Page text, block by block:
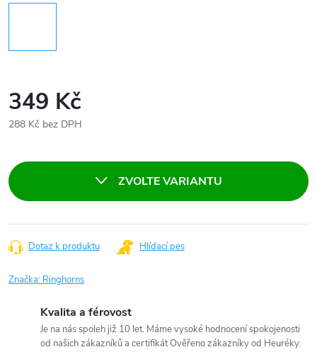
349 Kč
288 Kč bez DPH
ZVOLTE VARIANTU
Dotaz k produktu Hlídací pes
Značka: Ringhorns
Kvalita a férovost
Je na nás spoleh již 10 let. Máme vysoké hodnocení spokojenosti
od našich zákazníků a certifikát Ověřeno zákazníky od Heuréky.